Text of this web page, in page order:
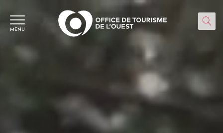
MENU